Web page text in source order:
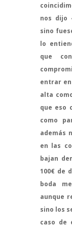
nos dijo
sino
lo
que
entrar
alta
que eso
como
además
en las
bajan
100€ de
boda
aunque
sino los
caso de